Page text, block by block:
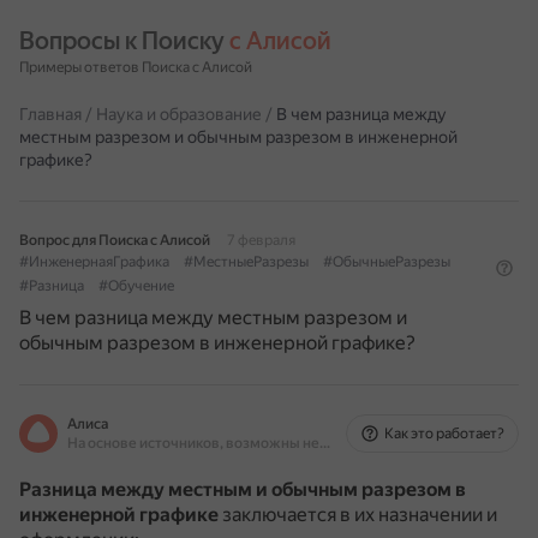
Вопросы к Поиску с Алисой
Примеры ответов Поиска с Алисой
Главная / Наука и образование / В чем разница между
местным разрезом и обычным разрезом в инженерной
графике?
Вопрос для Поиска с Алисой
7 февраля
#ИнженернаяГрафика
#МестныеРазрезы
#ОбычныеРазрезы
#Разница
#Обучение
В чем разница между местным разрезом и
обычным разрезом в инженерной графике?
Алиса
На основе источников, возможны неточности
Как это работает?
Разница между местным и обычным разрезом в
инженерной графике заключается в их назначении и